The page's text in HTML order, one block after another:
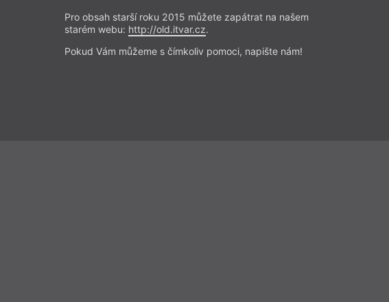
Pro obsah starší roku 2015 můžete zapátrat na našem
starém webu: http://old.itvar.cz.
Pokud Vám můžeme s čímkoliv pomoci, napište nám!